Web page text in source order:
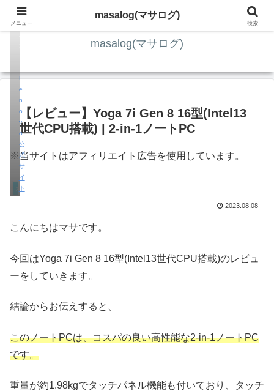
ITの知識4割・ガジェット4割・その他2割 の趣味ブログ
masalog(マサログ)
【レビュー】Yoga 7i Gen 8 16型(Intel13
世代CPU搭載) | 2-in-1ノートPC
※当サイトはアフィリエイト広告を使用しています。
ガジェット
引
用
L
e
n
o
v
o
公
式
サ
イ
ト
2023.08.08
こんにちはマサです。
今回はYoga 7i Gen 8 16型(Intel13世代CPU搭載)のレビュ
ーをしていきます。
結論からお伝えすると、
このノートPCは、コスパの良い高性能な2-in-1ノートPC
です。
重量が約1.98kgでタッチパネル機能も付いており、タッチ
メニュー
masalog(マサログ)
検索